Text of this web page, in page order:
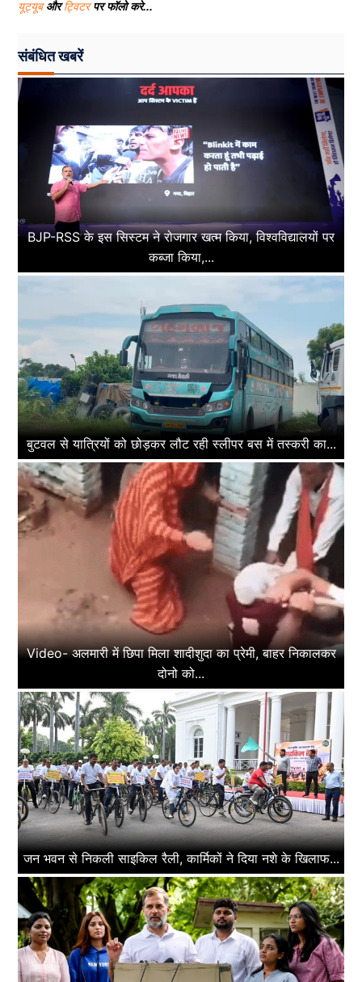
यूट्यूबऔरट्विटरपर फॉलो करे...
संबंधित खबरें
BJP-RSS के इस सिस्टम ने रोजगार खत्म किया, विश्वविद्यालयों पर
कब्जा किया,...
बुटवल से यात्रियों को छोड़कर लौट रही स्लीपर बस में तस्करी का...
Video- अलमारी में छिपा मिला शादीशुदा का प्रेमी, बाहर निकालकर
दोनो को...
जन भवन से निकली साइकिल रैली, कार्मिकों ने दिया नशे के खिलाफ...